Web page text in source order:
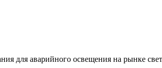
для аварийного освещения на рынке